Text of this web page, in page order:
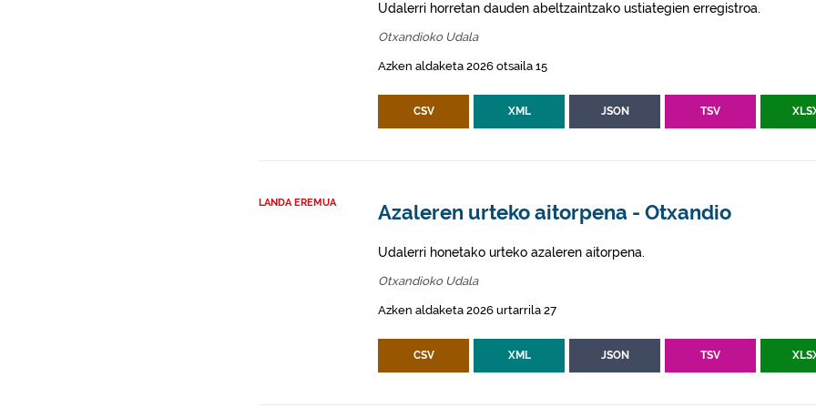
Udalerri horretan dauden abeltzaintzako ustiategien erregistroa.
Otxandioko Udala
Azken aldaketa 2026 otsaila 15
CSV XML JSON TSV
LANDA EREMUA Azaleren urteko aitorpena - Otxandio
Udalerri honetako urteko azaleren aitorpena.
Otxandioko Udala
Azken aldaketa 2026 urtarrila 27
CSV XML JSON TSV